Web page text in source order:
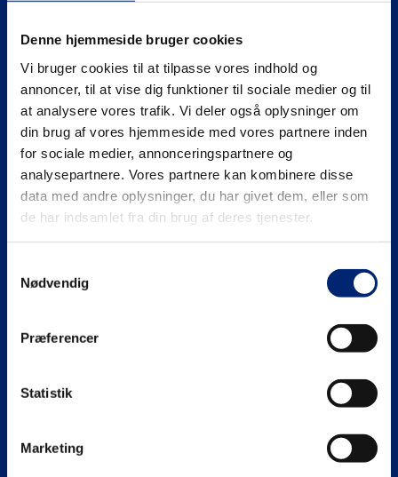
Denne hjemmeside bruger cookies
Vi bruger cookies til at tilpasse vores indhold og
annoncer, til at vise dig funktioner til sociale medier og til
at analysere vores trafik. Vi deler også oplysninger om
din brug af vores hjemmeside med vores partnere inden
for sociale medier, annonceringspartnere og
analysepartnere. Vores partnere kan kombinere disse
data med andre oplysninger, du har givet dem, eller som
de har indsamlet fra din brug af deres tjenester.
Nødvendig
Præferencer
Statistik
Marketing
CVR nr.: 3930 1016
Se mere på
Gymnasiale uddannelser (HHX | HTX)
HTX
Erhvervsuddannelser (EUD | EUX)
Teknisk
Maritime uddannelser
Kursuscentret.nu